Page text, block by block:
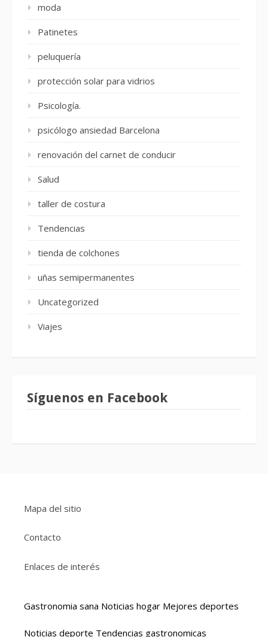
moda
Patinetes
peluquería
protección solar para vidrios
Psicología.
psicólogo ansiedad Barcelona
renovación del carnet de conducir
Salud
taller de costura
Tendencias
tienda de colchones
uñas semipermanentes
Uncategorized
Viajes
Síguenos en Facebook
Mapa del sitio
Contacto
Enlaces de interés
Gastronomia sana Noticias hogar Mejores deportes
Noticias deporte Tendencias gastronomicas